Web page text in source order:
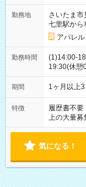
勤務地
さいたま市
七里駅から
アパレ
勤務時間
(1)14:00-
19:30(休憩
ます
期間 1ヶ月以上
特徴 履歴書不要
上の大量募
気になる！